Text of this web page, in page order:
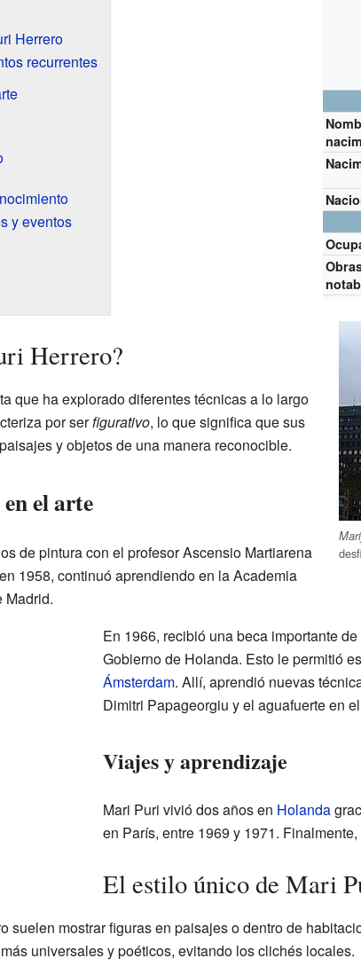
Herrero
recurrentes
y eventos
Herrero?
que ha explorado diferentes técnicas a lo largo
por serfigurativo, lo que significa que sus
y objetos de una manera reconocible.
el arte
de pintura con el profesor Ascensio Martiarena
1958, continuó aprendiendo en la Academia
En 1966, recibió una beca importante
Gobierno de Holanda. Esto le permitió
Ámsterdam. Allí, aprendió nuevas
Dimitri Papageorgiu y el aguafuerte en
Viajes y aprendizaje
Mari Puri vivió dos años en Holanda
en París, entre 1969 y 1971.
El estilo único de Mari
suelen mostrar figuras en paisajes o dentro de
universales y poéticos, evitando los clichés locales.